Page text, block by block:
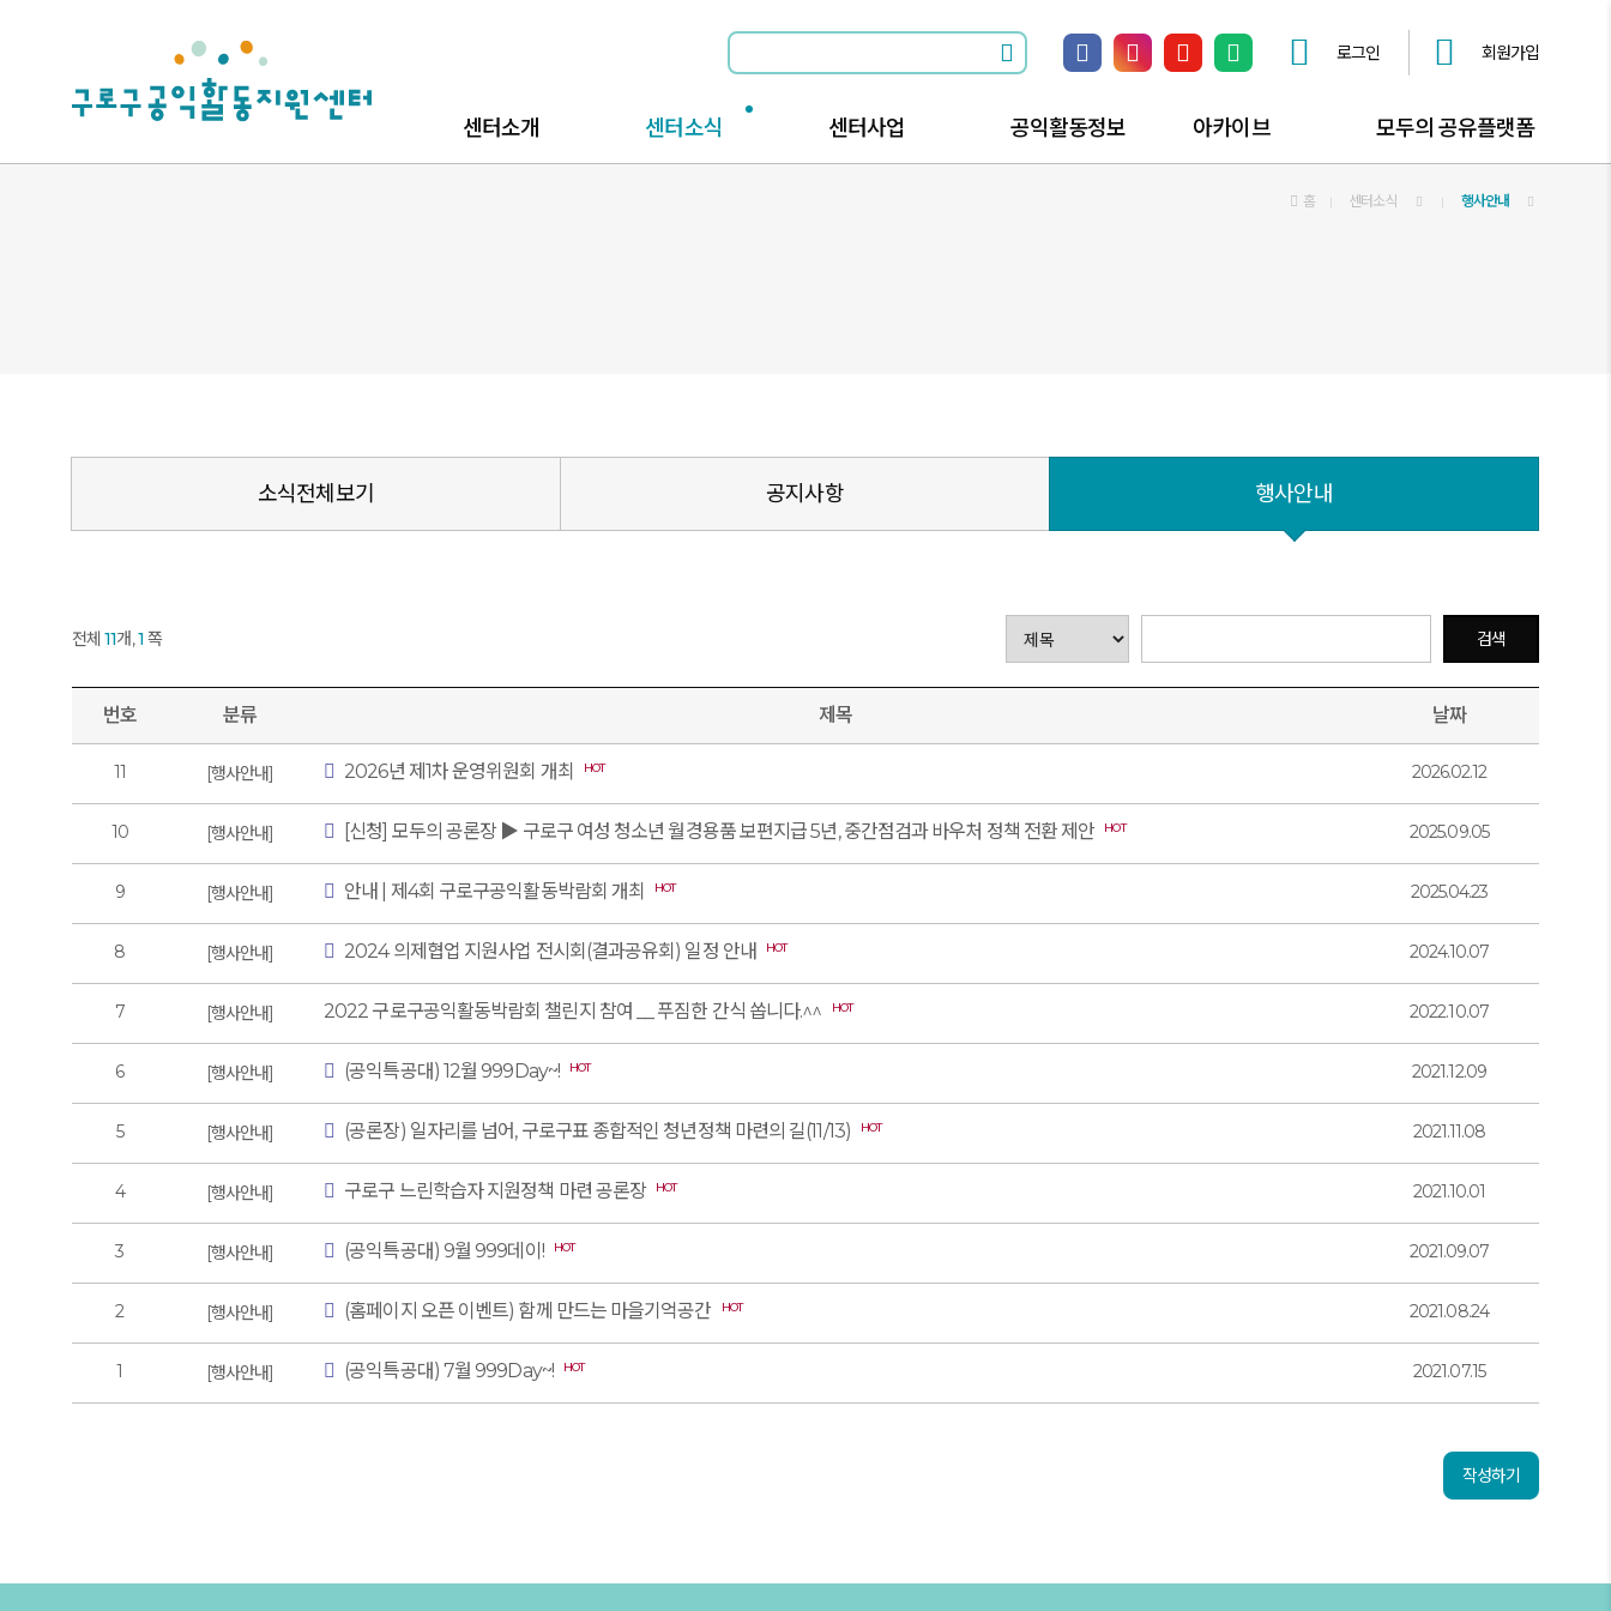
페이스북 링크
인스타그램 링크
유튜브 채널 링크
네이버 블로그 링크
로그인 회원가입
센터소개 센터소식 센터사업 공익활동정보 아카이브 모두의 공유플랫폼
공익활동자료 공유플랫폼 안내
홈 센터소식 행사안내
소식전체보기 공지사항 행사안내
검색
전체11개,1쪽
번호 분류 제목 날짜
11 행사안내 2026년 제1차 운영위원회 개최 HOT 2026.02.12
10 행사안내 [신청] 모두의 공론장 ▶ 구로구 여성 청소년 월경용품 보편지급 5년, 중간점검과 바우처 정책 전환 제안 HOT 2025.09.05
9 행사안내 안내 | 제4회 구로구공익활동박람회 개최 HOT 2025.04.23
8 행사안내 2024 의제협업 지원사업 전시회(결과공유회) 일정 안내 HOT 2024.10.07
7 행사안내 2022 구로구공익활동박람회 챌린지 참여 __ 푸짐한 간식 쏩니다.^^ HOT 2022.10.07
6 행사안내 (공익특공대) 12월 999Day~! HOT 2021.12.09
5 행사안내 (공론장) 일자리를 넘어, 구로구표 종합적인 청년정책 마련의 길(11/13) HOT 2021.11.08
4 행사안내 구로구 느린학습자 지원정책 마련 공론장 HOT 2021.10.01
3 행사안내 (공익특공대) 9월 999데이! HOT 2021.09.07
2 행사안내 (홈페이지 오픈 이벤트) 함께 만드는 마을기억공간 HOT 2021.08.24
1 행사안내 (공익특공대) 7월 999Day~! HOT 2021.07.15
작성하기